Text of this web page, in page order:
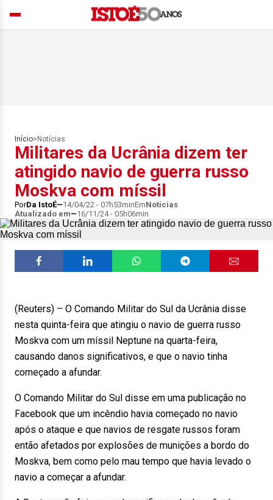
Início> Notícias
Militares da Ucrânia dizem ter
atingido navio de guerra russo
Moskva com míssil
PorDa IstoÉ 14/04/22 - 07h53minEmNotícias
Atualizado em
16/11/24 - 05h06min
(Reuters) – O Comando Militar do Sul da Ucrânia disse
nesta quinta-feira que atingiu o navio de guerra russo
Moskva com um míssil Neptune na quarta-feira,
causando danos significativos, e que o navio tinha
começado a afundar.
O Comando Militar do Sul disse em uma publicação no
Facebook que um incêndio havia começado no navio
após o ataque e que navios de resgate russos foram
então afetados por explosões de munições a bordo do
Moskva, bem como pelo mau tempo que havia levado o
navio a começar a afundar.